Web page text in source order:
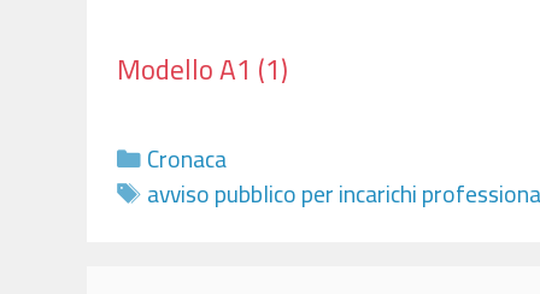
Modello A1 (1)
Categorie
Cronaca
Tag
avviso pubblico per incarichi